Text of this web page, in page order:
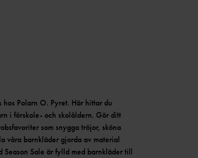
Polarn O. Pyret. Här hittar du
i förskole- och skolåldern. Gör ditt
som snygga tröjor, sköna
våra barnkläder gjorda av material
Season Sale är fylld med barnkläder till